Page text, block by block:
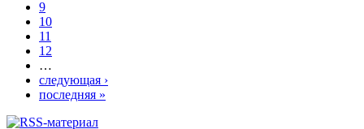
9
10
11
12
…
следующая ›
последняя »